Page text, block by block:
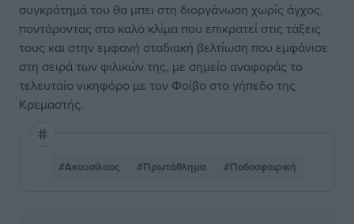
συγκρότημά του θα μπει στη διοργάνωση χωρίς άγχος,
ποντάροντας στο καλό κλίμα που επικρατεί στις τάξεις
τους και στην εμφανή σταδιακή βελτίωση που εμφάνισε
στη σειρά των φιλικών της, με σημείο αναφοράς το
τελευταίο νικηφόρο με τον Φοίβο στο γήπεδο της
Κρεμαστής.
#Ακουσίλαος #Πρωτάθλημα #Ποδοσφαιρική